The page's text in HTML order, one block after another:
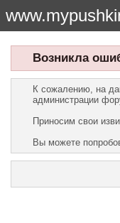
Возникла
К сожалению, на
администрации
Приносим свои
Вы можете